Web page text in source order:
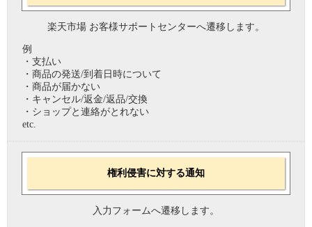
楽天市場 お客様サポートセンターへ遷移します。
例
・支払い
・商品の発送/到着日時について
・商品が届かない
・キャンセル/返金/返品/交換
・ショップと連絡がとれない
etc.
権利侵害に対する通知
入力フォームへ遷移します。